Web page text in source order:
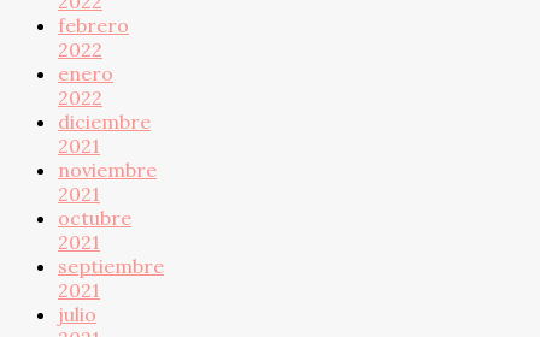
febrero
2022
enero
2022
diciembre
2021
noviembre
2021
octubre
2021
septiembre
2021
julio